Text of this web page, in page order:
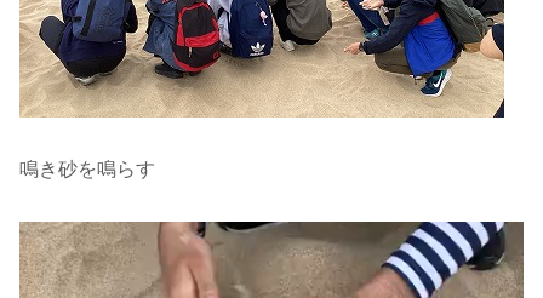
鳴き砂を鳴らす